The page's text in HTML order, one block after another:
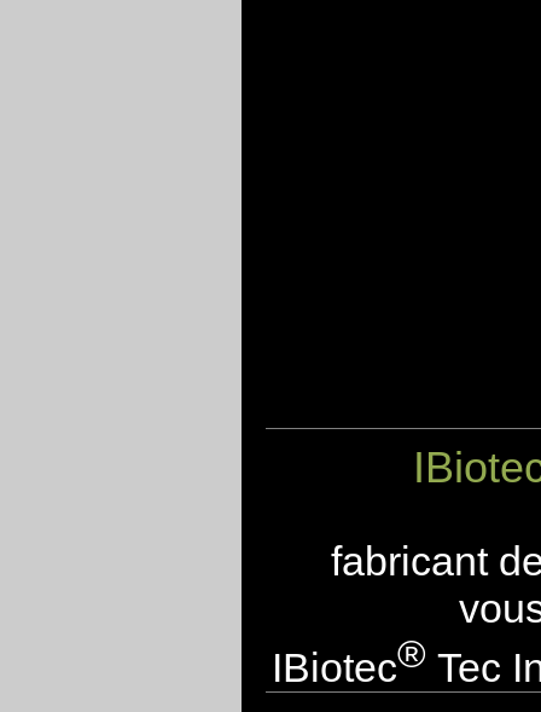
fabricant
IBiotec® Tec